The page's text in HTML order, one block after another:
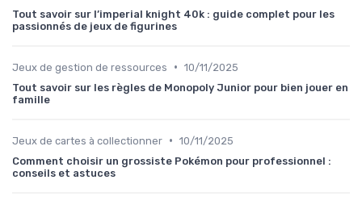
Tout savoir sur l’imperial knight 40k : guide complet pour les
passionnés de jeux de figurines
Jeux de gestion de ressources • 10/11/2025
Tout savoir sur les règles de Monopoly Junior pour bien jouer en
famille
Jeux de cartes à collectionner • 10/11/2025
Comment choisir un grossiste Pokémon pour professionnel :
conseils et astuces